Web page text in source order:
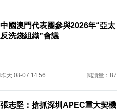
中國澳門代表團參與2026年“亞太
反洗錢組織”會議
昨天 08-07 14:56 閱讀量：87
張志堅：搶抓深圳APEC重大契機